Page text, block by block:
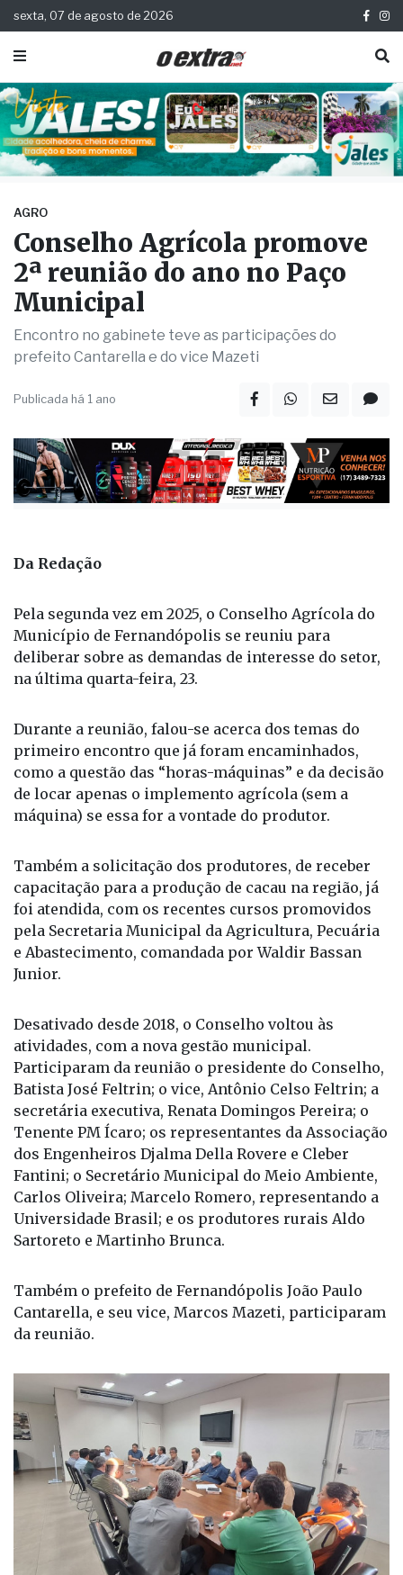
sexta, 07 de agosto de 2026
AGRO
Conselho Agrícola promove
2ª reunião do ano no Paço
Municipal
Encontro no gabinete teve as participações do
prefeito Cantarella e do vice Mazeti
Publicada há 1 ano
Da Redação
Pela segunda vez em 2025, o Conselho Agrícola do
Município de Fernandópolis se reuniu para
deliberar sobre as demandas de interesse do setor,
na última quarta-feira, 23.
Durante a reunião, falou-se acerca dos temas do
primeiro encontro que já foram encaminhados,
como a questão das “horas-máquinas” e da decisão
de locar apenas o implemento agrícola (sem a
máquina) se essa for a vontade do produtor.
Também a solicitação dos produtores, de receber
capacitação para a produção de cacau na região, já
foi atendida, com os recentes cursos promovidos
pela Secretaria Municipal da Agricultura, Pecuária
e Abastecimento, comandada por Waldir Bassan
Junior.
Desativado desde 2018, o Conselho voltou às
atividades, com a nova gestão municipal.
Participaram da reunião o presidente do Conselho,
Batista José Feltrin; o vice, Antônio Celso Feltrin; a
secretária executiva, Renata Domingos Pereira; o
Tenente PM Ícaro; os representantes da Associação
dos Engenheiros Djalma Della Rovere e Cleber
Fantini; o Secretário Municipal do Meio Ambiente,
Carlos Oliveira; Marcelo Romero, representando a
Universidade Brasil; e os produtores rurais Aldo
Sartoreto e Martinho Brunca.
Também o prefeito de Fernandópolis João Paulo
Cantarella, e seu vice, Marcos Mazeti, participaram
da reunião.